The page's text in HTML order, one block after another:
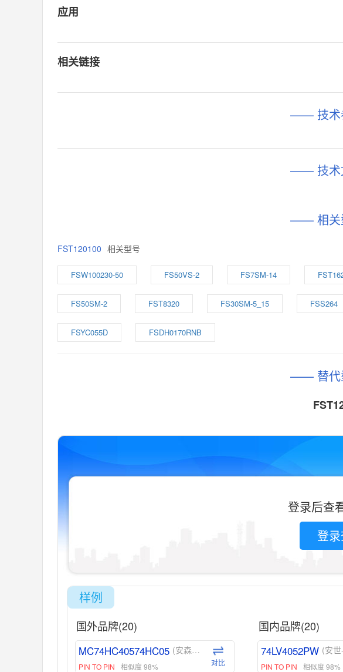
应用
相关链接
—— 技
—— 技
—— 相
FST120100 相关型号
FSW100230-50 FS50VS-2 FS7SM-14
FS50SM-2 FST8320 FS30SM-5_15 FSS264
FSYC055D FSDH0170RNB
—— 替
登录后查
登
样例
国外品牌(20)
MC74HC40574HC05 (安森美-ON)
PIN TO PIN 相似度 98% 对比
国内品牌(20)
74LV4052PW (安
PIN TO PIN 相似度 98%